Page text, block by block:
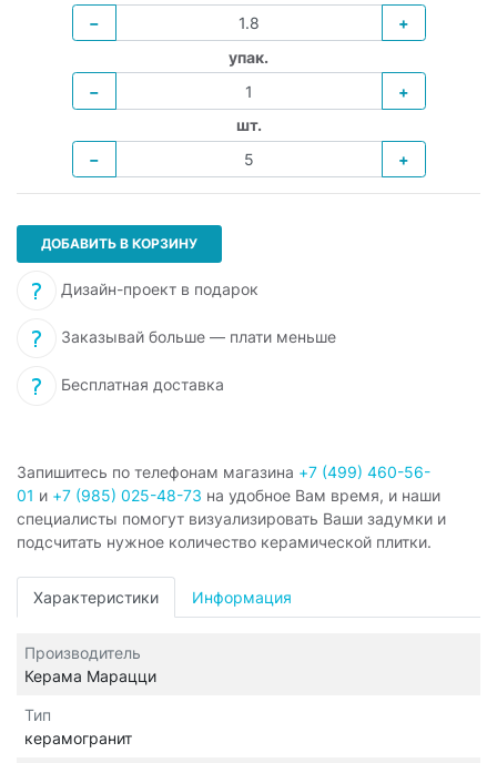
−
+
упак.
−
+
шт.
−
+
ДОБАВИТЬ В КОРЗИНУ
Дизайн-проект в подарок
Заказывай больше — плати меньше
Бесплатная доставка
Запишитесь по телефонам магазина +7 (499) 460-56-
01 и +7 (985) 025-48-73 на удобное Вам время, и наши
специалисты помогут визуализировать Ваши задумки и
подсчитать нужное количество керамической плитки.
Характеристики Информация
Производитель
Керама Марацци
Тип
керамогранит